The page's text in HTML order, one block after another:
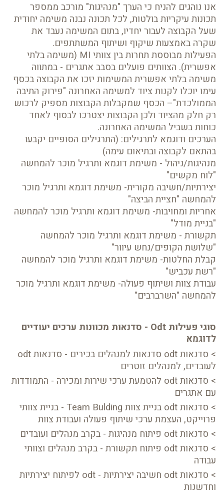
אנו נוהגים להניח כי הערך "מנהיגות" מורכב ממספר
תכונות עיקריות בולטות, לכל תכונה נבנה משימה יחודית
שעל הקבוצה לעבור יחדיו, בתום המשימה נעבד את
שקרה באמצעות שיקוף ושיתוף המשתתפים.
הפעילות מבוססת תחרות בין צוותי MI (משימה בלתי
אפשרית). הצוותים פועלים בסבב אתגרים - במתווה
משימה בלתי אפשרית המשימות יזכו את הקבוצה בכסף
עימו יוכלו לקנות ציוד למשימה האחרונה "פירוק התיבה
הממולכדת"– הכסף שמקבלות הקבוצות מספיק לרכוש
רק חלק מהציוד ולכן הקבוצות יצטרכו לבסוף לאחד
כוחות בשביל המשימה האחרונה.
הערכים ודוגמא לתרגילים: (התרגילים הסופיים יקבעו
בהתאם לקבוצה ובתיאום עימה)
מנהיגות/ניהול - משימת דוגמא ותרגיל מוכר להמחשה
"לוח מקשים"
יצירתיות/חשיבה מקורית- משימת דוגמא ותרגיל מוכר
להמחשה "חציית הביצה"
אחריות ומחויבות- משימת דוגמא ותרגיל מוכר להמחשה
"בניית מודל"
תקשורת - משימת דוגמא ותרגיל מוכר להמחשה
"שלושת הקופים/נחש עיוור"
קבלת החלטות- משימת דוגמא ותרגיל מוכר להמחשה
"רשת עכביש"
עבודת צוות ושיתוף פעולה- משימת דוגמא ותרגיל מוכר
להמחשה "השרברבים"
סוגי פעילות Odt - סדנאות מכוונות ערכים יעודיים
לדוגמא
> סדנאות odt סדנאות למנהלים בכירים - סדנאות odt
לעובדים, למנהלים זוטרים
> סדנאות odt להטמעת ערכי שירות ומכירה - התמודדות
עם אתגרים
> סדנאות odt בניית צוות Team Bulding - בניית צוותי
פרוייקט, העצמת ערכי שיתוף פעולה ועבודת צוות
> סדנאות odt פיתוח מנהיגות - בקרב מנהלים ועובדים
> סדנאות odt פיתוח תקשורת - בקרב מנהלים וצוותי
עבודה
> סדנאות odt חשיבה יצירתיות - odt לפיתוח יצירתיות
וחדשנות